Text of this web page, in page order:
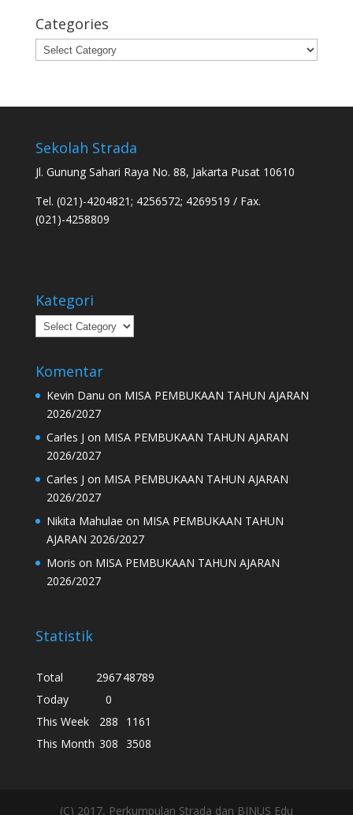
Categories
Categories
Sekolah Strada
Jl. Gunung Sahari Raya No. 88, Jakarta Pusat 10610
Tel. (021)-4204821; 4256572; 4269519 / Fax.
(021)-4258809
Kategori
Kategori
Komentar
Kevin Danu on MISA PEMBUKAAN TAHUN AJARAN
2026/2027
Carles J on MISA PEMBUKAAN TAHUN AJARAN
2026/2027
Carles J on MISA PEMBUKAAN TAHUN AJARAN
2026/2027
Nikita Mahulae on MISA PEMBUKAAN TAHUN
AJARAN 2026/2027
Moris on MISA PEMBUKAAN TAHUN AJARAN
2026/2027
Statistik
Total 296748789
Today
0
This Week
288
1161
This Month 308 3508
(C) 2017, Perkumpulan Strada dan BINUS Edu